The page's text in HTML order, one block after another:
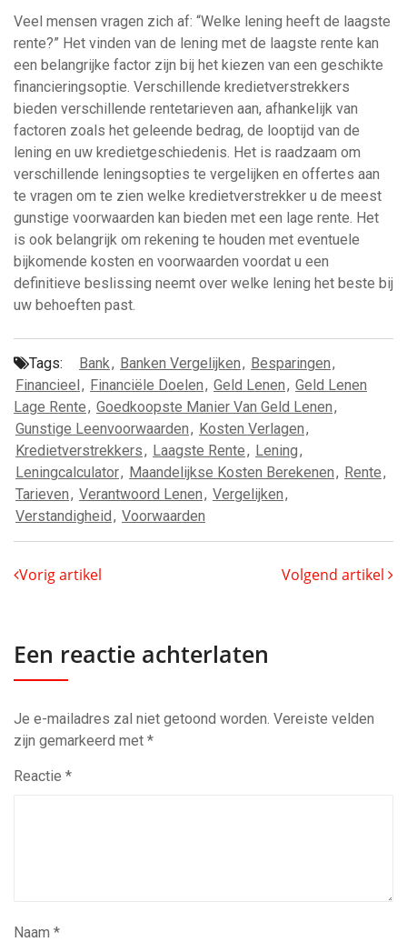
Veel mensen vragen zich af: “Welke lening heeft de laagste
rente?” Het vinden van de lening met de laagste rente kan
een belangrijke factor zijn bij het kiezen van een geschikte
financieringsoptie. Verschillende kredietverstrekkers
bieden verschillende rentetarieven aan, afhankelijk van
factoren zoals het geleende bedrag, de looptijd van de
lening en uw kredietgeschiedenis. Het is raadzaam om
verschillende leningsopties te vergelijken en offertes aan
te vragen om te zien welke kredietverstrekker u de meest
gunstige voorwaarden kan bieden met een lage rente. Het
is ook belangrijk om rekening te houden met eventuele
bijkomende kosten en voorwaarden voordat u een
definitieve beslissing neemt over welke lening het beste bij
uw behoeften past.
Tags: Bank, Banken Vergelijken, Besparingen,
Financieel, Financiële Doelen, Geld Lenen, Geld Lenen
Lage Rente, Goedkoopste Manier Van Geld Lenen,
Gunstige Leenvoorwaarden, Kosten Verlagen,
Kredietverstrekkers, Laagste Rente, Lening,
Leningcalculator, Maandelijkse Kosten Berekenen, Rente,
Tarieven, Verantwoord Lenen, Vergelijken,
Verstandigheid, Voorwaarden
Vorig artikel Volgend artikel
Een reactie achterlaten
Je e-mailadres zal niet getoond worden. Vereiste velden
zijn gemarkeerd met *
Reactie *
Naam *